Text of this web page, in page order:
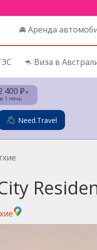
🚘 Аренда
🦘 Виза в
400 ₽˅
1 ночь
Need.Travel